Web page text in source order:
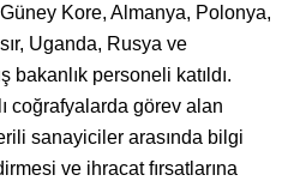
Kore, Almanya, Polonya,
Uganda, Rusya ve
bakanlık personeli katıldı.
coğrafyalarda görev alan
sanayiciler arasında bilgi
ve ihracat fırsatlarına